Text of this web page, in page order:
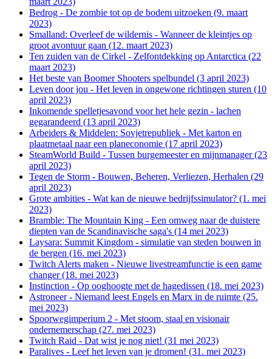
Bedrog - De zombie tot op de bodem uitzoeken (9. maart
2023)
Smalland: Overleef de wildernis - Wanneer de kleintjes op
groot avontuur gaan (12. maart 2023)
Ten zuiden van de Cirkel - Zelfontdekking op Antarctica (22
maart 2023)
Het beste van Boomer Shooters spelbundel (3 april 2023)
Leven door jou - Het leven in ongewone richtingen sturen (10
april 2023)
Inkomende spelletjesavond voor het hele gezin - lachen
gegarandeerd (13 april 2023)
Arbeiders & Middelen: Sovjetrepubliek - Met karton en
plaatmetaal naar een planeconomie (17 april 2023)
SteamWorld Build - Tussen burgemeester en mijnmanager (23
april 2023)
Tegen de Storm - Bouwen, Beheren, Verliezen, Herhalen (29
april 2023)
Grote ambities - Wat kan de nieuwe bedrijfssimulator? (1. mei
2023)
Bramble: The Mountain King - Een omweg naar de duistere
diepten van de Scandinavische saga's (14 mei 2023)
Laysara: Summit Kingdom - simulatie van steden bouwen in
de bergen (16. mei 2023)
Twitch Alerts maken - Nieuwe livestreamfunctie is een game
changer (18. mei 2023)
Instinction - Op ooghoogte met de hagedissen (18. mei 2023)
Astroneer - Niemand leest Engels en Marx in de ruimte (25.
mei 2023)
Spoorwegimperium 2 - Met stoom, staal en visionair
ondernemerschap (27. mei 2023)
Twitch Raid - Dat wist je nog niet! (31 mei 2023)
Paralives - Leef het leven van je dromen! (31. mei 2023)